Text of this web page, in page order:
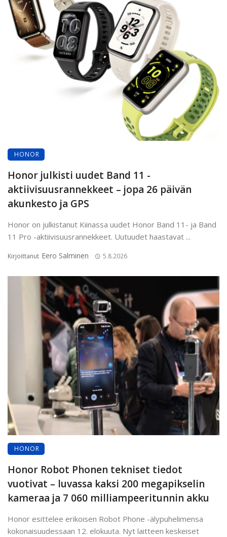
HONOR
Honor julkisti uudet Band 11 -
aktiivisuusrannekkeet – jopa 26 päivän
akunkesto ja GPS
Honor on julkistanut Kiinassa uudet Honor Band 11- ja Band
11 Pro -aktiivisuusrannekkeet. Uutuudet haastavat ...
Kirjoittanut Eero Salminen 5.8.2026
HONOR
Honor Robot Phonen tekniset tiedot
vuotivat – luvassa kaksi 200 megapikselin
kameraa ja 7 060 milliampeeritunnin akku
Honor esittelee erikoisen Robot Phone -älypuhelimensa
kokonaisuudessaan 12. elokuuta. Nyt laitteen keskeiset